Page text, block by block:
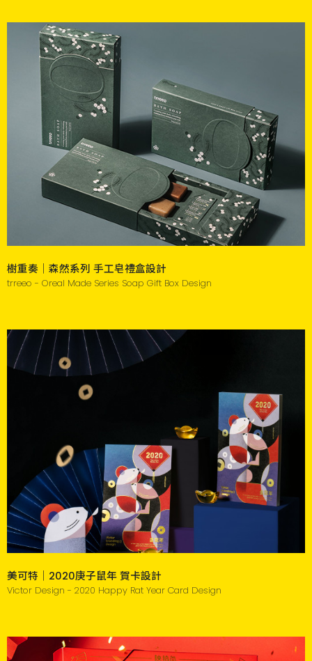
樹重奏｜森然系列 手工皂禮盒設計
trreeo - Oreal Made Series Soap Gift Box Design
美可特｜2020庚子鼠年 賀卡設計
Victor Design - 2020 Happy Rat Year Card Design